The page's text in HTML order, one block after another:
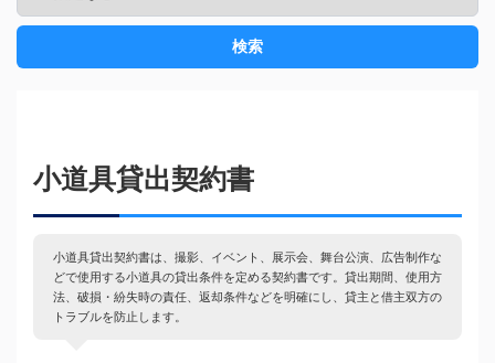
検索
小道具貸出契約書
小道具貸出契約書は、撮影、イベント、展示会、舞台公演、広告制作な
どで使用する小道具の貸出条件を定める契約書です。貸出期間、使用方
法、破損・紛失時の責任、返却条件などを明確にし、貸主と借主双方の
トラブルを防止します。